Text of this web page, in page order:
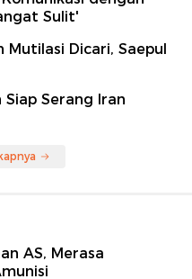
Sulit'
Mutilasi Dicari, Saepul
Serang Iran
AS, Merasa